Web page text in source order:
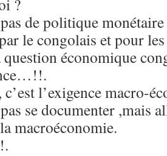
?
de politique
le congolais et pour
économique
l’exigence macro-
se documenter ,mais
macroéconomie.